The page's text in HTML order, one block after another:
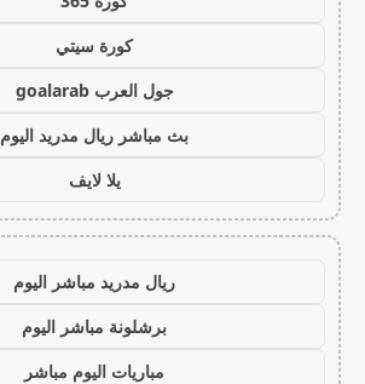
كورة سيتي
جول العرب goalarab
بث مباشر ريال مدريد اليوم
يلا لايف
ريال مدريد مباشر اليوم
برشلونة مباشر اليوم
مباريات اليوم مباشر